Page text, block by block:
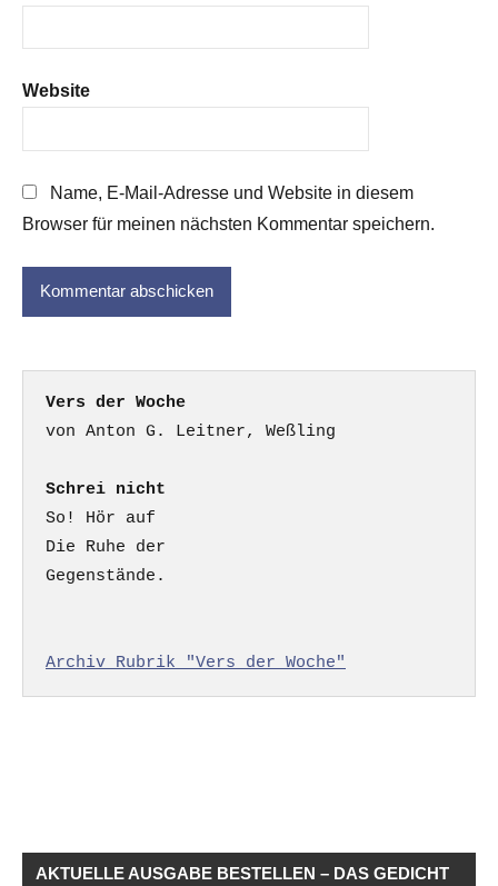
Website
Name, E-Mail-Adresse und Website in diesem
Browser für meinen nächsten Kommentar speichern.
Vers der Woche
Schrei nicht
So! Hör auf
Die Ruhe der
Gegenstände.
Archiv Rubrik "Vers der Woche"
AKTUELLE AUSGABE BESTELLEN – DAS GEDICHT